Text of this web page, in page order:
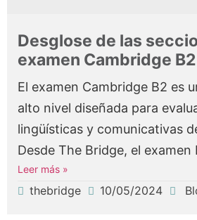
Desglose de las
examen Cambridge B2
El examen Cambridge B2 es
alto nivel diseñada para
lingüísticas y comunicativas
Desde The Bridge, el examen
Leer más »
thebridge 10/05/2024